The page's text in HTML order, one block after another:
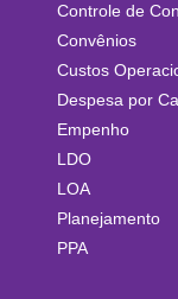
Controle de
Convênios
Custos
Despesa por
Empenho
LDO
LOA
Planejamento
PPA